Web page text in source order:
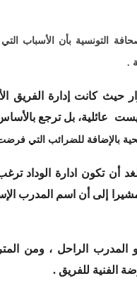
التونسية بأن الأسباب
.
حيث كانت إدارة الفريق
عائلية، بل ترجع
بالإضافة للضرائب التي
تكون ادارة الوداد
إلى أن اسم المدرب
الراحل ، ومن
الفنية للفريق .